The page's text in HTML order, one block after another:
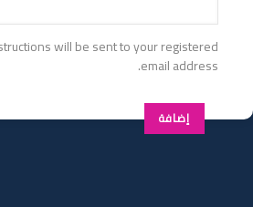
will be sent to your registered
email address.